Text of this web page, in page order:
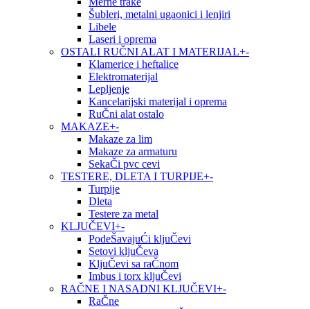
Šubleri, metalni ugaonici i lenjiri
Libele
Laseri i oprema
OSTALI RUČNI ALAT I MATERIJAL+-
Klamerice i heftalice
Elektromaterijal
Lepljenje
Kancelarijski materijal i oprema
RuČni alat ostalo
MAKAZE+-
Makaze za lim
Makaze za armaturu
SekaČi pvc cevi
TESTERE, DLETA I TURPIJE+-
Turpije
Dleta
Testere za metal
KLJUČEVI+-
PodeŠavajuĆi kljuČevi
Setovi kljuČeva
KljuČevi sa raČnom
Imbus i torx kljuČevi
RAČNE I NASADNI KLJUČEVI+-
RaČne